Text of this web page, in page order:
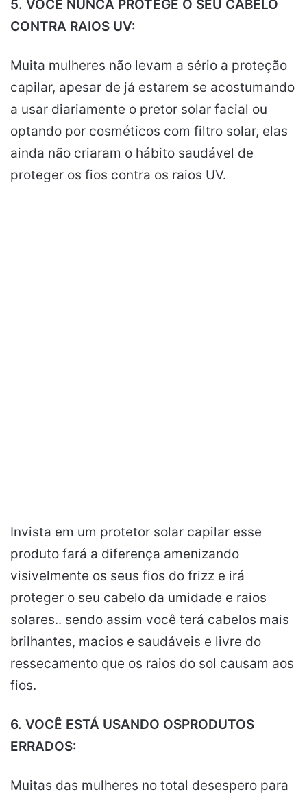
5. VOCÊ NUNCA PROTEGE O SEU CABELO
CONTRA RAIOS UV:
Muita mulheres não levam a sério a proteção
capilar, apesar de já estarem se acostumando
a usar diariamente o pretor solar facial ou
optando por cosméticos com filtro solar, elas
ainda não criaram o hábito saudável de
proteger os fios contra os raios UV.
Invista em um protetor solar capilar esse
produto fará a diferença amenizando
visivelmente os seus fios do frizz e irá
proteger o seu cabelo da umidade e raios
solares.. sendo assim você terá cabelos mais
brilhantes, macios e saudáveis e livre do
ressecamento que os raios do sol causam aos
fios.
6. VOCÊ ESTÁ USANDO OSPRODUTOS
ERRADOS:
Muitas das mulheres no total desespero para